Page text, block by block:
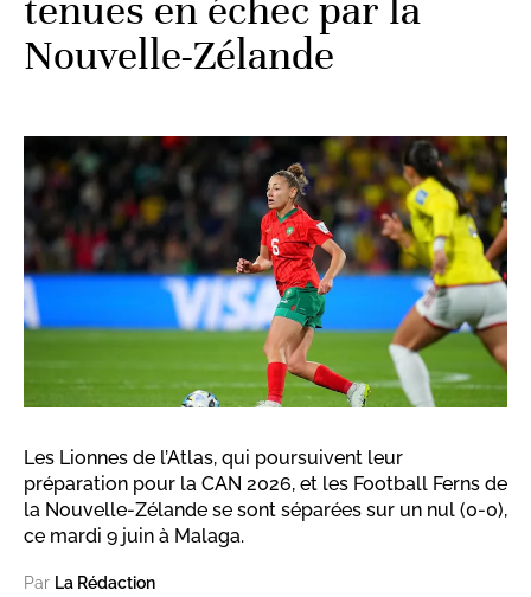
Nouvelle-Zélande
Les Lionnes de l’Atlas, qui poursuivent leur
préparation pour la CAN 2026, et les Football Ferns de
la Nouvelle-Zélande se sont séparées sur un nul (0-0),
ce mardi 9 juin à Malaga.
Par La Rédaction